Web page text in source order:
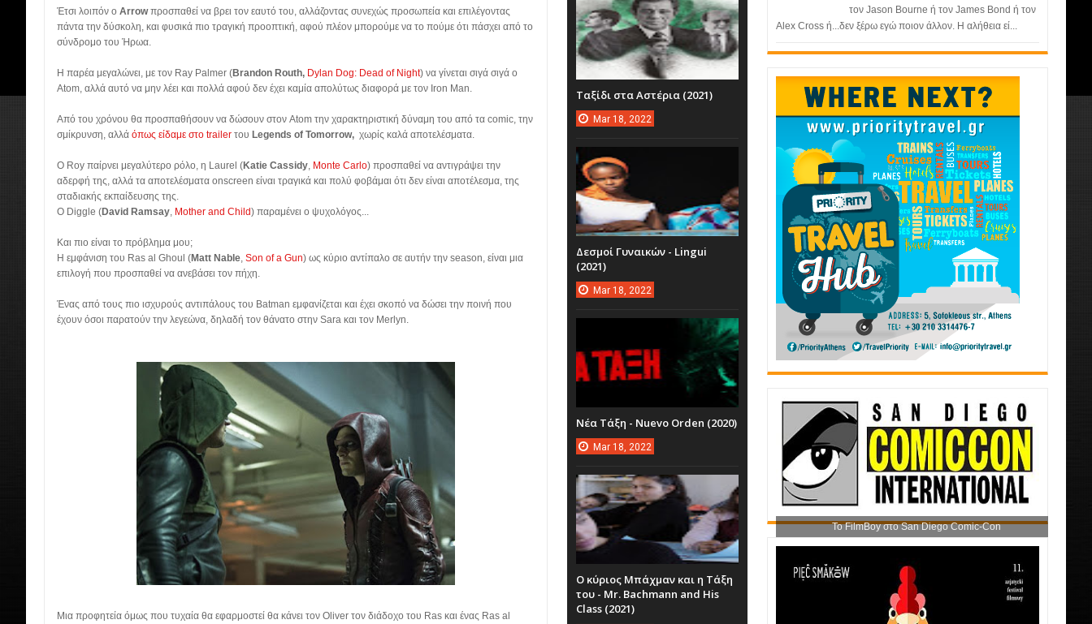
Έτσι λοιπόν ο Arrowπροσπαθεί να βρει τον εαυτό του, αλλάζοντας συνεχώς προσωπεία και επιλέγοντας
πάντα την δύσκολη, και φυσικά πιο τραγική προοπτική, αφού πλέον μπορούμε να το πούμε ότι πάσχει από το
σύνδρομο του Ήρωα.
Η παρέα μεγαλώνει, με τον Ray Palmer (Brandon Routh, Dylan Dog: Dead of Night) να γίνεται σιγά σιγά ο
Atom, αλλά αυτό να μην λέει και πολλά αφού δεν έχει καμία απολύτως διαφορά με τον Iron Man.
Από του χρόνου θα προσπαθήσουν να δώσουν στον Atom την χαρακτηριστική δύναμη του από τα comic, την
σμίκρυνση, αλλά όπως είδαμε στο trailer του Legends of Tomorrow, χωρίς καλά αποτελέσματα.
Ο Roy παίρνει μεγαλύτερο ρόλο, η Laurel (Katie Cassidy, Monte Carlo) προσπαθεί να αντιγράψει την
αδερφή της, αλλά τα αποτελέσματα onscreen είναι τραγικά και πολύ φοβάμαι ότι δεν είναι αποτέλεσμα, της
σταδιακής εκπαίδευσης της.
Ο Diggle (David Ramsay, Mother and Child) παραμένει ο ψυχολόγος...
Και πιο είναι το πρόβλημα μου;
Η εμφάνιση του Ras al Ghoul (Matt Nable, Son of a Gun) ως κύριο αντίπαλο σε αυτήν την season, είναι μια
επιλογή που προσπαθεί να ανεβάσει τον πήχη.
Ένας από τους πιο ισχυρούς αντιπάλους του Batman εμφανίζεται και έχει σκοπό να δώσει την ποινή που
έχουν όσοι παρατούν την λεγεώνα, δηλαδή τον θάνατο στην Sara και τον Merlyn.
Μια προφητεία όμως που τυχαία θα εφαρμοστεί θα κάνει τον Oliver τον διάδοχο του Ras και ένας Ras al
τον Jason Bourne ή τον James Bond ή τον
Alex Cross ή...δεν ξέρω εγώ ποιον άλλον. Η αλήθεια εί...
Το FilmBoy στο San Diego Comic-Con
Ταξίδι στα Αστέρια (2021)
Mar 18, 2022
Δεσμοί Γυναικών - Lingui
(2021)
Mar 18, 2022
Νέα Τάξη - Nuevo Orden (2020)
Mar 18, 2022
Ο κύριος Μπάχμαν και η Τάξη
του - Mr. Bachmann and His
Class (2021)